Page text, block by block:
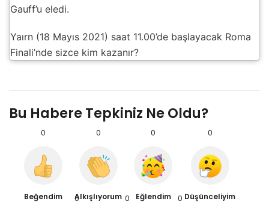
Gauff’u eledi.
Yaırn (18 Mayıs 2021) saat 11.00’de başlayacak Roma
Finali’nde sizce kim kazanır?
Bu Habere Tepkiniz Ne Oldu?
0
Beğendim
0
Alkışlıyorum
0
Eğlendim
0
Düşünceliyim
0 0 0